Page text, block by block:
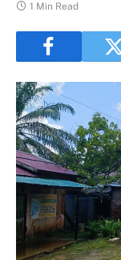
1 Min Read